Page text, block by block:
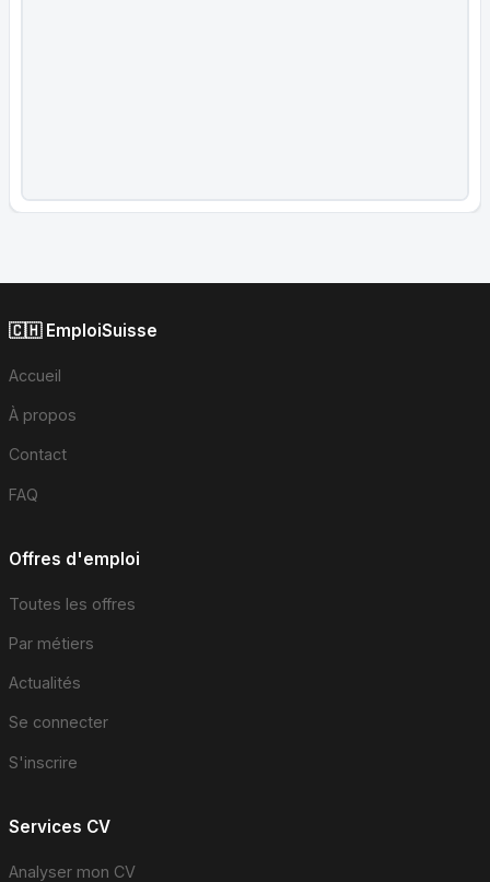
🇨🇭 EmploiSuisse
Accueil
À propos
Contact
FAQ
Offres d'emploi
Toutes les offres
Par métiers
Actualités
Se connecter
S'inscrire
Services CV
Analyser mon CV